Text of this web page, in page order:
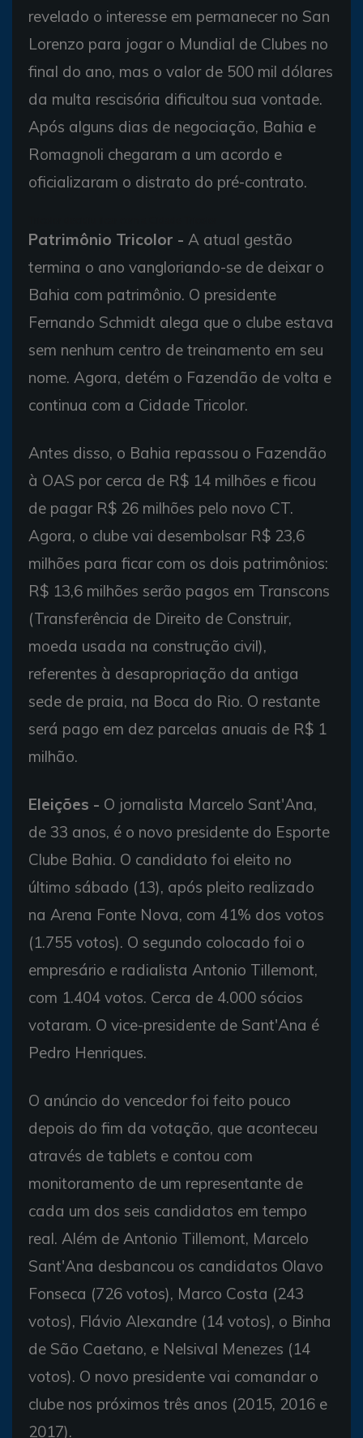
revelado o interesse em permanecer no San
Lorenzo para jogar o Mundial de Clubes no
final do ano, mas o valor de 500 mil dólares
da multa rescisória dificultou sua vontade.
Após alguns dias de negociação, Bahia e
Romagnoli chegaram a um acordo e
oficializaram o distrato do pré-contrato.
Patrimônio Tricolor - A atual gestão
termina o ano vangloriando-se de deixar o
Bahia com patrimônio. O presidente
Fernando Schmidt alega que o clube estava
sem nenhum centro de treinamento em seu
nome. Agora, detém o Fazendão de volta e
continua com a Cidade Tricolor.
Antes disso, o Bahia repassou o Fazendão
à OAS por cerca de R$ 14 milhões e ficou
de pagar R$ 26 milhões pelo novo CT.
Agora, o clube vai desembolsar R$ 23,6
milhões para ficar com os dois patrimônios:
R$ 13,6 milhões serão pagos em Transcons
(Transferência de Direito de Construir,
moeda usada na construção civil),
referentes à desapropriação da antiga
sede de praia, na Boca do Rio. O restante
será pago em dez parcelas anuais de R$ 1
milhão.
Eleições - O jornalista Marcelo Sant'Ana,
de 33 anos, é o novo presidente do Esporte
Clube Bahia. O candidato foi eleito no
último sábado (13), após pleito realizado
na Arena Fonte Nova, com 41% dos votos
(1.755 votos). O segundo colocado foi o
empresário e radialista Antonio Tillemont,
com 1.404 votos. Cerca de 4.000 sócios
votaram. O vice-presidente de Sant'Ana é
Pedro Henriques.
O anúncio do vencedor foi feito pouco
depois do fim da votação, que aconteceu
através de tablets e contou com
monitoramento de um representante de
cada um dos seis candidatos em tempo
real. Além de Antonio Tillemont, Marcelo
Sant'Ana desbancou os candidatos Olavo
Fonseca (726 votos), Marco Costa (243
votos), Flávio Alexandre (14 votos), o Binha
de São Caetano, e Nelsival Menezes (14
votos). O novo presidente vai comandar o
clube nos próximos três anos (2015, 2016 e
2017).